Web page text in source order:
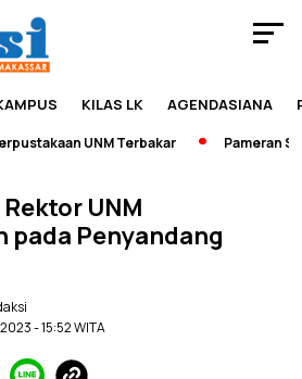
KILAS LK AGENDASIANA
UNM Terbakar Pameran
UNM
pada Penyandang
- 15:52 WITA